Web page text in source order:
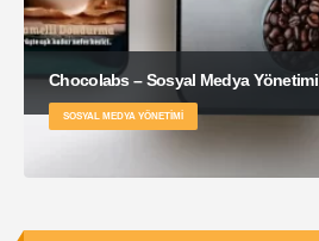
Chocolabs – Sosyal Medya Yönetimi
SOSYAL MEDYA YÖNETIMI